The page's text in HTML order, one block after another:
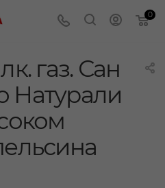
0
газ. Сан
Натурали